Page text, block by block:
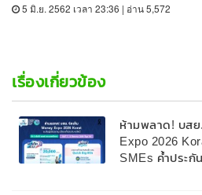
5 มิ.ย. 2562 เวลา 23:36 | อ่าน 5,572
เรื่องเกี่ยวข้อง
ห้ามพลาด! บส
Expo 2026
SMEs ค้ำประ